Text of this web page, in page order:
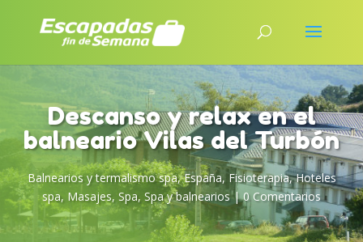
Descanso y relax en el
balneario Vilas del Turbón
Balnearios y termalismo spa,España, Fisioterapia,Hoteles
spa, Masajes, Spa, Spa y balnearios|0 Comentarios